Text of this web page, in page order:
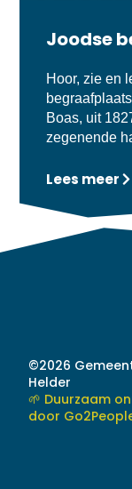
Joodse
Hoor, zie en
Boas, uit
zegenende
Lees meer
©2026
Helder
🌱 Duurzaam
door